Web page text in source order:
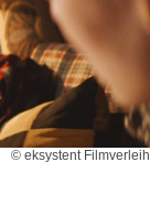
© eksystent Filmverleih